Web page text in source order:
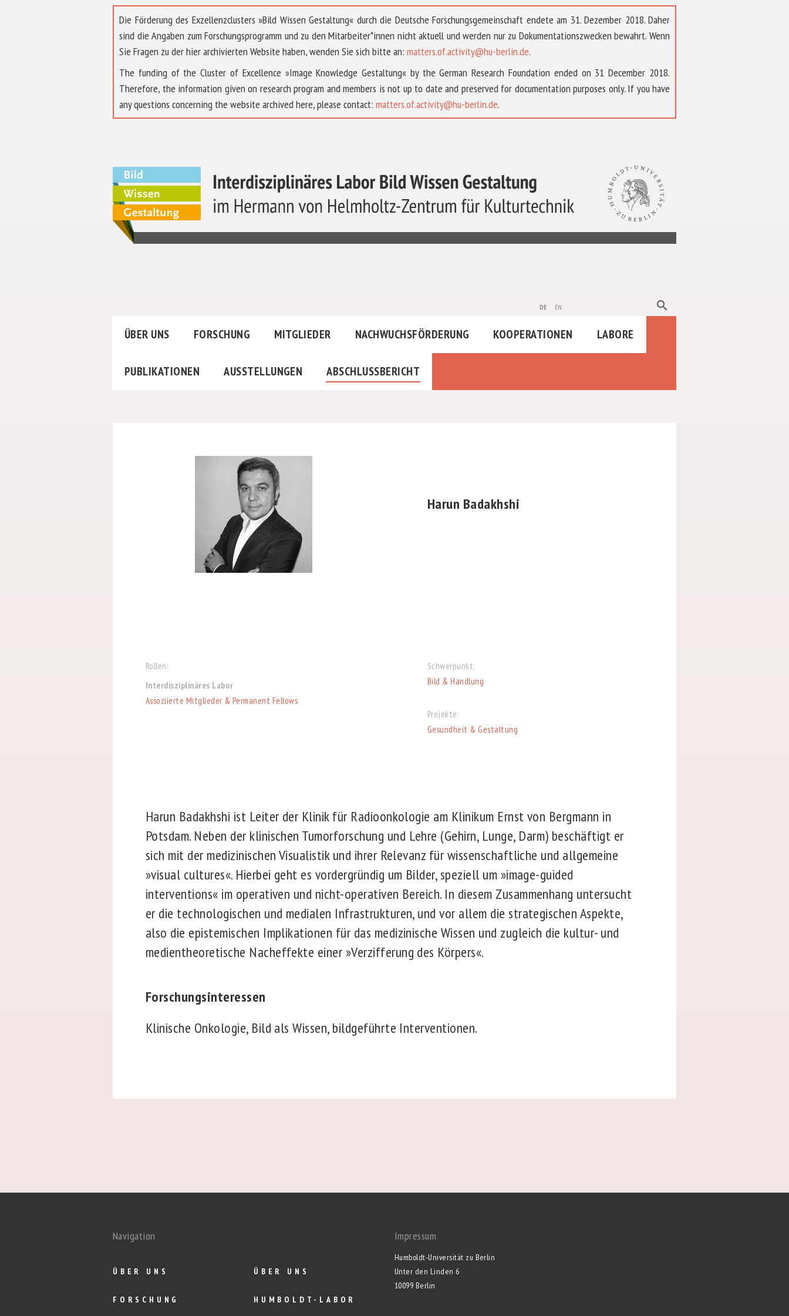
Die Förderung des Exzellenzclusters »Bild Wissen Gestaltung« durch die Deutsche Forschungsgemeinschaft endete am 31. Dezember 2018. Daher
sind die Angaben zum Forschungsprogramm und zu den Mitarbeiter*innen nicht aktuell und werden nur zu Dokumentationszwecken bewahrt. Wenn
Sie Fragen zu der hier archivierten Website haben, wenden Sie sich bitte an: matters.of.activity@hu-berlin.de.
The funding of the Cluster of Excellence »Image Knowledge Gestaltung« by the German Research Foundation ended on 31 December 2018.
Therefore, the information given on research program and members is not up to date and preserved for documentation purposes only. If you have
any questions concerning the website archived here, please contact: matters.of.activity@hu-berlin.de.
de en search
ÜBER UNS FORSCHUNG MITGLIEDER NACHWUCHSFÖRDERUNG KOOPERATIONEN LABORE
PUBLIKATIONEN AUSSTELLUNGEN ABSCHLUSSBERICHT
Harun Badakhshi
Rollen:
Interdisziplinäres Labor
Assoziierte Mitglieder & Permanent Fellows
Schwerpunkt:
Bild & Handlung
Projekte:
Gesundheit & Gestaltung
Harun Badakhshi ist Leiter der Klinik für Radioonkologie am Klinikum Ernst von Bergmann in
Potsdam. Neben der klinischen Tumorforschung und Lehre (Gehirn, Lunge, Darm) beschäftigt er
sich mit der medizinischen Visualistik und ihrer Relevanz für wissenschaftliche und allgemeine
»visual cultures«. Hierbei geht es vordergründig um Bilder, speziell um »image-guided
interventions« im operativen und nicht-operativen Bereich. In diesem Zusammenhang untersucht
er die technologischen und medialen Infrastrukturen, und vor allem die strategischen Aspekte,
also die epistemischen Implikationen für das medizinische Wissen und zugleich die kultur- und
medientheoretische Nacheffekte einer »Verzifferung des Körpers«.
Forschungsinteressen
Klinische Onkologie, Bild als Wissen, bildgeführte Interventionen.
Navigation
ÜBER UNS
FORSCHUNG
ÜBER UNS
HUMBOLDT-LABOR
Impressum
Humboldt-Universität zu Berlin
Unter den Linden 6
10099 Berlin